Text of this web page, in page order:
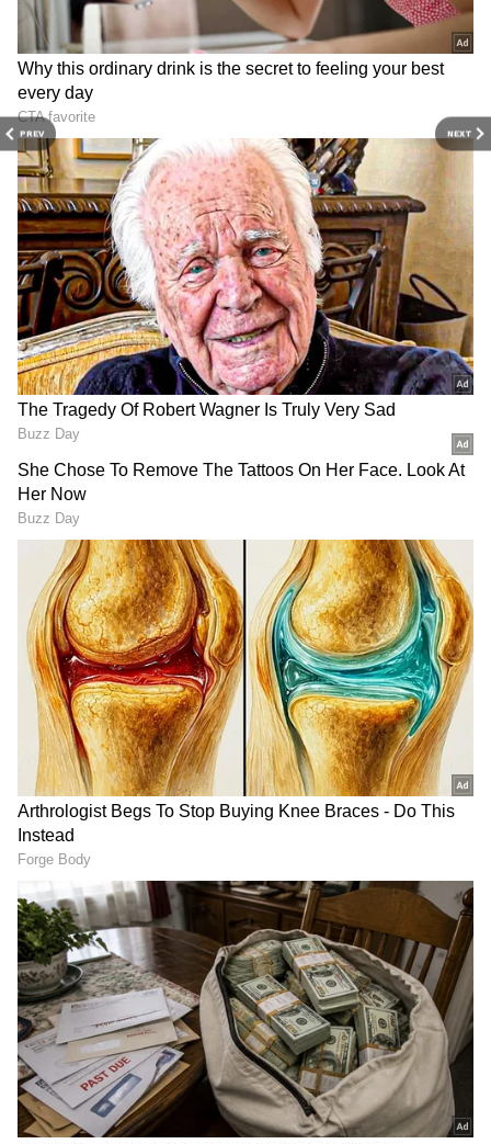
PREV NEXT
RECOMMENDED STORIES
பேரவையில் பிரேமலதா
விளாசல்: விவசாயிகள்
கடனை தள்ளுபடி
செய்யாத அரசுக்கு
கண்டனம்!
மேகதாட்டு விவகாரத்தில்
விஜயகாந்த் !
TN Budget: சட்டப்பேரவை
பட்ஜெட் குறித்து அதிமுக
எம்.எல்.ஏ சி.வி. சண்முகம்
கடுமையான விமர்சனம்!
டெல்லியில் கனமழை:
சைனிக் ஃபார்ம்ஸ்
பகுதியில் வெள்ளத்தில்
தவிக்கும் வாகன
ஓட்டிகள்!
LATEST VIDEOS
பேரவையில் பிரேமலதா
விளாசல்: விவசாயிகள் கடனை
தள்ளுபடி செய்யாத அரசுக்கு
கண்டனம்!
மேகதாட்டு விவகாரத்தில்
அரசின் மெத்தனப் போக்கைக்
கடுமையாகத் தாக்கிய
பிரேமலதா விஜயகாந்த் !